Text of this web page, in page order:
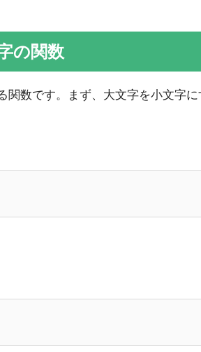
の関数
数です。まず、大文字を小文字